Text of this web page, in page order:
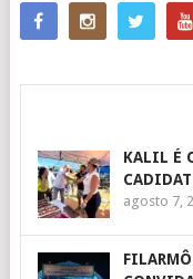
KALIL É
agosto 7,